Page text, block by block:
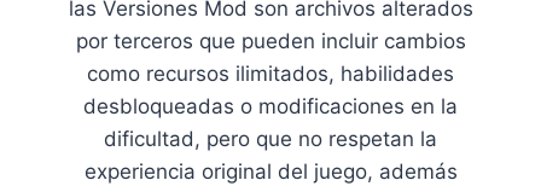
las Versiones Mod son archivos alterados
por terceros que pueden incluir cambios
como recursos ilimitados, habilidades
desbloqueadas o modificaciones en la
dificultad, pero que no respetan la
experiencia original del juego, además